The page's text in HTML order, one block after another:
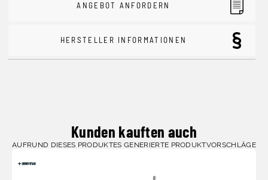
ANGEBOT ANFORDERN
HERSTELLER INFORMATIONEN
Kunden kauften auch
AUFRUND DIESES PRODUKTES GENERIERTE PRODUKTVORSCHLÄGE